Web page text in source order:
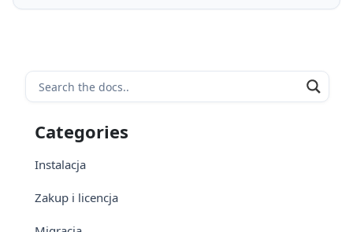
Categories
Instalacja
Zakup i licencja